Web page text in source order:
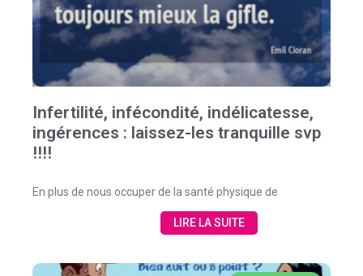
Infertilité, infécondité, indélicatesse,
ingérences : laissez-les tranquille svp
!!!!
En plus de nous occuper de la santé physique de
LIRE LA SUITE